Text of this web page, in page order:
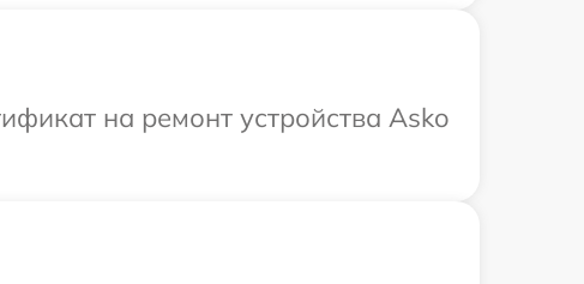
на ремонт устройства Asko